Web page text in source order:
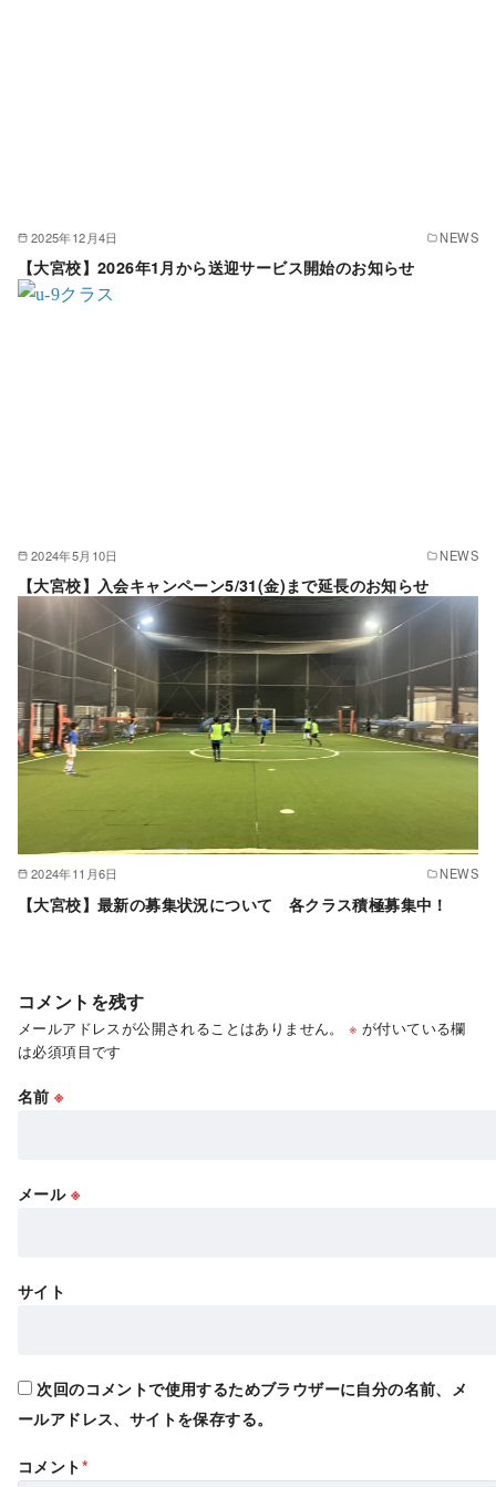
2025年12月4日 NEWS
【大宮校】2026年1月から送迎サービス開始のお知らせ
2024年5月10日 NEWS
【大宮校】入会キャンペーン5/31(金)まで延長のお知らせ
2024年11月6日 NEWS
【大宮校】最新の募集状況について 各クラス積極募集中！
コメントを残す
メールアドレスが公開されることはありません。 ※ が付いている欄
は必須項目です
名前※
メール ※
サイト
次回のコメントで使用するためブラウザーに自分の名前、メ
ールアドレス、サイトを保存する。
コメント*